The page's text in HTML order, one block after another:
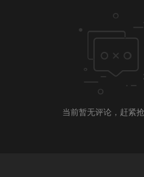
当前暂无评论，赶紧